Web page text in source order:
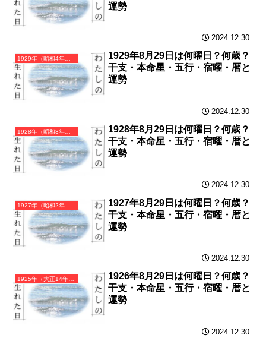
運勢
2024.12.30
1929年（昭和4年）己巳（つちのとみ）・巳年（へび年）カレンダー（月曜はじまり）
1929年8月29日は何曜日？何歳？
干支・本命星・五行・宿曜・暦と
運勢
2024.12.30
1928年（昭和3年）戊辰（つちのえたつ）・辰年（たつ年）カレンダー（月曜はじまり）
1928年8月29日は何曜日？何歳？
干支・本命星・五行・宿曜・暦と
運勢
2024.12.30
1927年（昭和2年）丁卯（ひのとう）・卯年（うさぎ年）カレンダー（月曜はじまり）
1927年8月29日は何曜日？何歳？
干支・本命星・五行・宿曜・暦と
運勢
2024.12.30
1925年（大正14年）乙丑（きのとうし）・丑年（うし年）カレンダー（月曜はじまり）
1926年8月29日は何曜日？何歳？
干支・本命星・五行・宿曜・暦と
運勢
2024.12.30